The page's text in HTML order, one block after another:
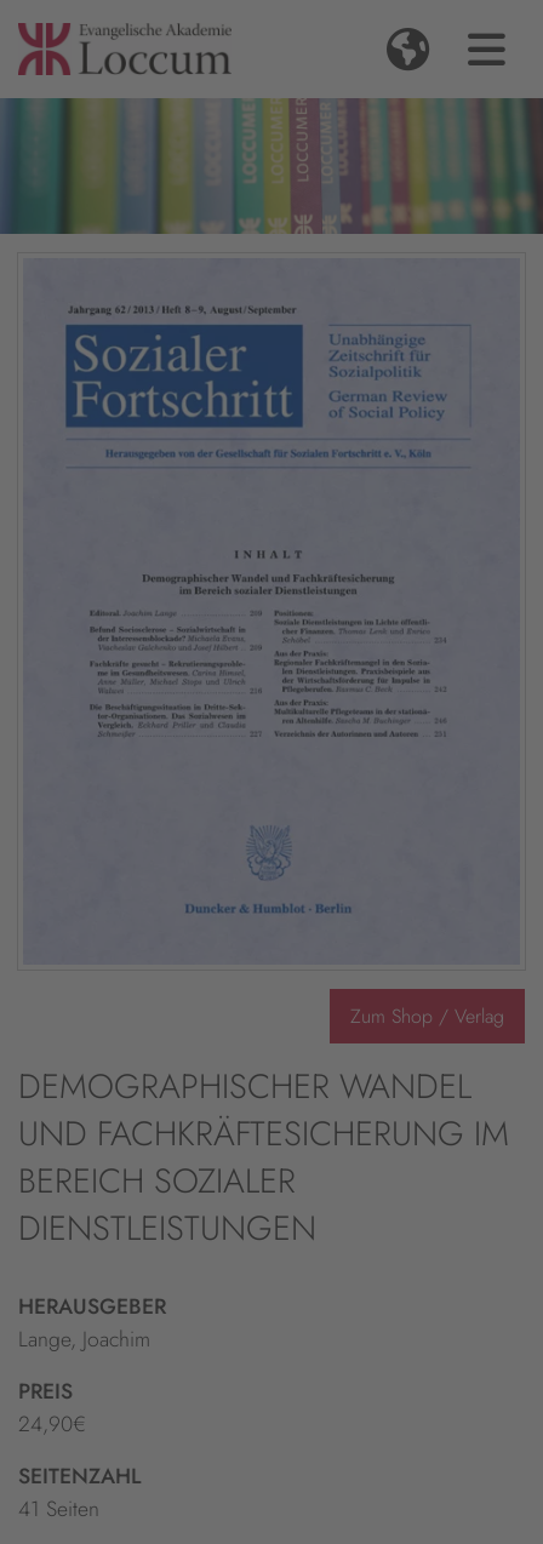
Zum Shop / Verlag
DEMOGRAPHISCHER WANDEL
UND FACHKRÄFTESICHERUNG IM
BEREICH SOZIALER
DIENSTLEISTUNGEN
HERAUSGEBER
Lange, Joachim
PREIS
24,90€
SEITENZAHL
41 Seiten